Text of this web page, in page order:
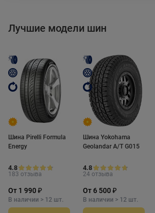
Лучшие модели шин
Шина Pirelli Formula
Energy
4.8
183 отзыва
От 1 990 ₽
В наличии > 12 шт.
Шина Yokohama
Geolandar A/T G015
4.8
24 отзыва
От 6 500 ₽
В наличии > 12 шт.